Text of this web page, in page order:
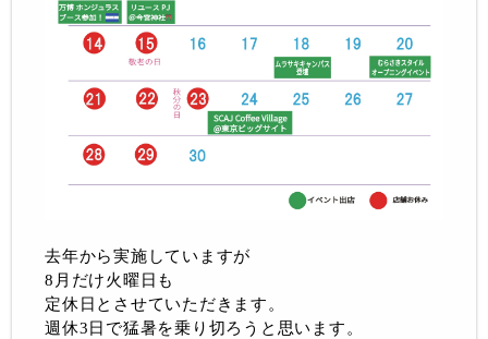
去年から実施していますが
8月だけ火曜日も
定休日とさせていただきます。
週休3日で猛暑を乗り切ろうと思います。